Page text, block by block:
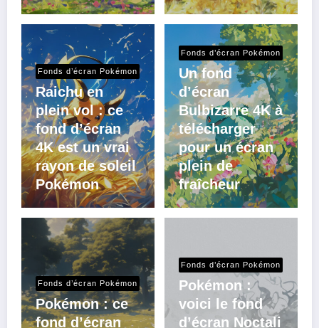
Fonds d’écran Pokémon
Raichu en
plein vol : ce
fond d’écran
4K est un vrai
rayon de soleil
Pokémon
Fonds d’écran Pokémon
Un fond
d’écran
Bulbizarre 4K à
télécharger
pour un écran
plein de
fraîcheur
Fonds d’écran Pokémon
Pokémon : ce
fond d’écran
Fonds d’écran Pokémon
Pokémon :
voici le fond
d’écran Noctali